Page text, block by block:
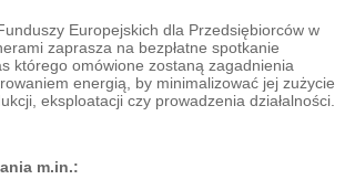
Europejskich dla Przedsiębiorców w
zaprasza na bezpłatne spotkanie
którego omówione zostaną zagadnienia
energią, by minimalizować jej zużycie
eksploatacji czy prowadzenia działalności.
m.in.: